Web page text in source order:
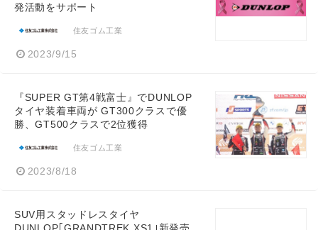
発活動をサポート
住友ゴム工業
2023/9/15
『SUPER GT第4戦富士』でDUNLOP
タイヤ装着車両が GT300クラスで優
勝、GT500クラスで2位獲得
住友ゴム工業
2023/8/18
SUV用スタッドレスタイヤ